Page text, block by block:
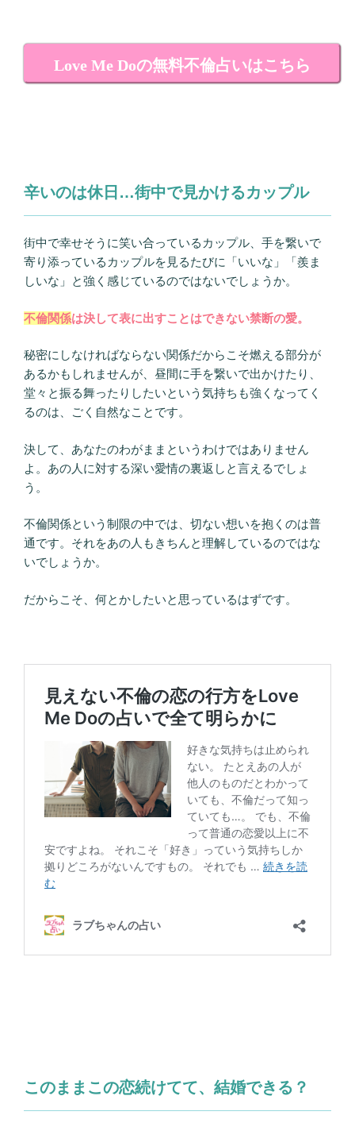
Love Me Doの無料不倫占いはこちら
辛いのは休日…街中で見かけるカップル
街中で幸せそうに笑い合っているカップル、手を繋いで
寄り添っているカップルを見るたびに「いいな」「羨ま
しいな」と強く感じているのではないでしょうか。
不倫関係は決して表に出すことはできない禁断の愛。
秘密にしなければならない関係だからこそ燃える部分が
あるかもしれませんが、昼間に手を繋いで出かけたり、
堂々と振る舞ったりしたいという気持ちも強くなってく
るのは、ごく自然なことです。
決して、あなたのわがままというわけではありません
よ。あの人に対する深い愛情の裏返しと言えるでしょ
う。
不倫関係という制限の中では、切ない想いを抱くのは普
通です。それをあの人もきちんと理解しているのではな
いでしょうか。
だからこそ、何とかしたいと思っているはずです。
このままこの恋続けてて、結婚できる？